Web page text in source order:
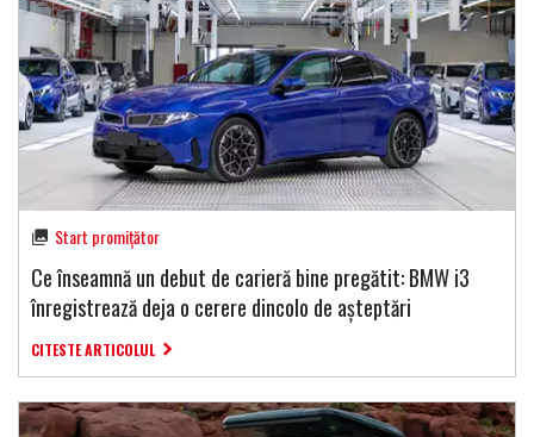
Start promițător
Ce înseamnă un debut de carieră bine pregătit: BMW i3
înregistrează deja o cerere dincolo de așteptări
CITESTE ARTICOLUL